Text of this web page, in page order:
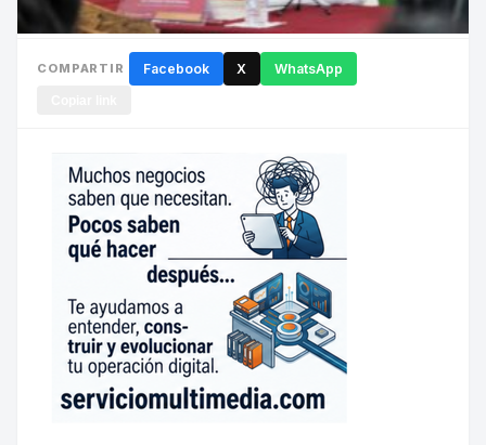
COMPARTIR Facebook X WhatsApp